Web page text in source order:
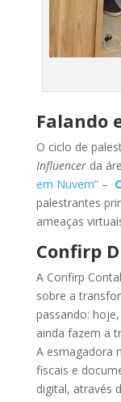
Falando
O ciclo de
Influencerda
em Nuvem”–
palestrantes
ameaças
Confirp
A Confirp
sobre a
passando:
ainda fazem a
A esmagadora
fiscais e
digital, através